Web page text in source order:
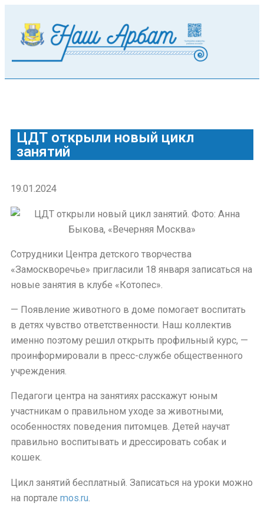
ЦДТ открыли новый цикл
занятий
19.01.2024
Сотрудники Центра детского творчества
«Замоскворечье» пригласили 18 января записаться на
новые занятия в клубе «Котопес».
— Появление животного в доме помогает воспитать
в детях чувство ответственности. Наш коллектив
именно поэтому решил открыть профильный курс, —
проинформировали в пресс-службе общественного
учреждения.
Педагоги центра на занятиях расскажут юным
участникам о правильном уходе за животными,
особенностях поведения питомцев. Детей научат
правильно воспитывать и дрессировать собак и
кошек.
Цикл занятий бесплатный. Записаться на уроки можно
на портале mos.ru